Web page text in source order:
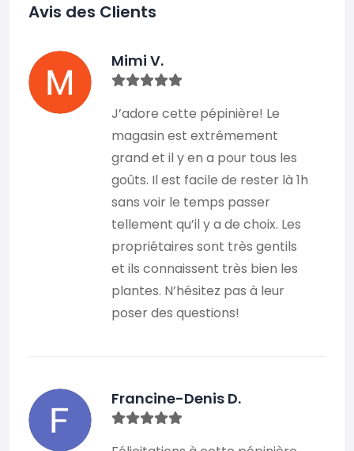
Avis des Clients
Mimi V.
J’adore cette pépinière! Le
magasin est extrêmement
grand et il y en a pour tous les
goûts. Il est facile de rester là 1h
sans voir le temps passer
tellement qu’il y a de choix. Les
propriétaires sont très gentils
et ils connaissent très bien les
plantes. N’hésitez pas à leur
poser des questions!
Francine-Denis D.